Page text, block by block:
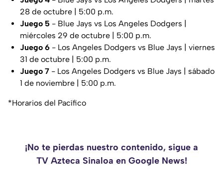
28 de octubre | 5:00 p.m.
Juego 5 - Blue Jays vs Los Angeles Dodgers |
miércoles 29 de octubre | 5:00 p.m.
Juego 6 - Los Angeles Dodgers vs Blue Jays | viernes
31 de octubre | 5:00 p.m.
Juego 7 - Los Angeles Dodgers vs Blue Jays | sábado
1 de noviembre | 5:00 p.m.
*Horarios del Pacífico
¡No te pierdas nuestro contenido, sigue a
TV Azteca Sinaloa en Google News!